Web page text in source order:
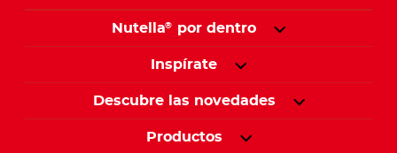
Nutella® por dentro
Inspírate
Descubre las novedades
Productos